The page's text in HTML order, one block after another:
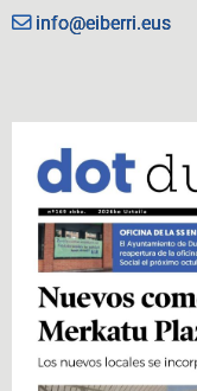
info@eiberri.eus